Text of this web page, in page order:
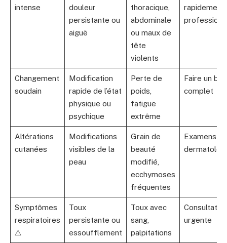
intense
douleur
persistante ou
aiguë
thoracique,
abdominale
ou maux de
tête
violents
rapidement
Changement
soudain
Modification
rapide de l’état
physique ou
psychique
Perte de
poids,
fatigue
extrême
Faire un
complet
Altérations
cutanées
Modifications
visibles de la
peau
Grain de
beauté
modifié,
ecchymoses
fréquentes
Examens
Symptômes
respiratoires
⚠️
Toux
persistante ou
essoufflement
Toux avec
sang,
palpitations
Consultation
urgente